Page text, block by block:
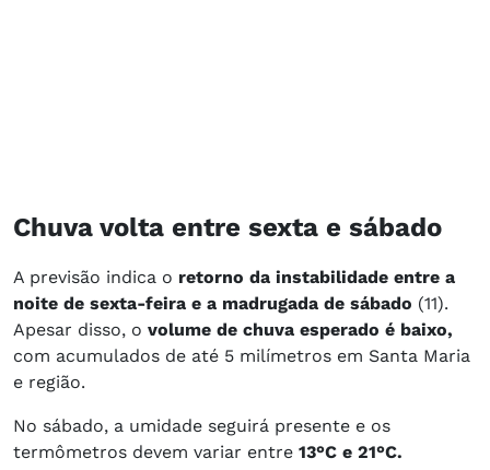
Chuva volta entre sexta e sábado
A previsão indica o retorno da instabilidade entre a
noite de sexta-feira e a madrugada de sábado (11).
Apesar disso, o volume de chuva esperado é baixo,
com acumulados de até 5 milímetros em Santa Maria
e região.
No sábado, a umidade seguirá presente e os
termômetros devem variar entre 13°C e 21°C.